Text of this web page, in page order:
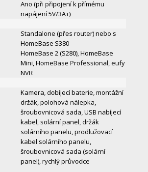
Ano (při připojení k přímému
napájení 5V/3A+)
Standalone (přes router) nebo s
HomeBase S380
HomeBase 2 (S280), HomeBase
Mini, HomeBase Professional, eufy
NVR
Kamera, dobíjecí baterie, montážní
držák, polohová nálepka,
šroubovnicová sada, USB nabíjecí
kabel, solární panel, držák
solárního panelu, prodlužovací
kabel solárního panelu,
šroubovnicová sada (solární
panel), rychlý průvodce